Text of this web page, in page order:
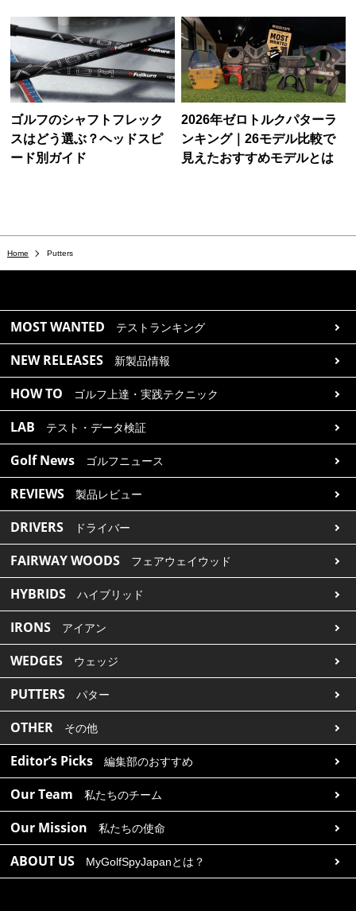
ゴルフのシャフトフレック
スはどう選ぶ？ヘッドスピ
ード別ガイド
2026年ゼロトルクパターラ
ンキング｜26モデル比較で
見えたおすすめモデルとは
Home Putters
MOST WANTED テストランキング
NEW RELEASES 新製品情報
HOW TO ゴルフ上達・実践テクニック
LAB テスト・データ検証
Golf News ゴルフニュース
REVIEWS 製品レビュー
DRIVERS ドライバー
FAIRWAY WOODS フェアウェイウッド
HYBRIDS ハイブリッド
IRONS アイアン
WEDGES ウェッジ
PUTTERS パター
OTHER その他
Editor’s Picks 編集部のおすすめ
Our Team 私たちのチーム
Our Mission 私たちの使命
ABOUT US MyGolfSpyJapanとは？